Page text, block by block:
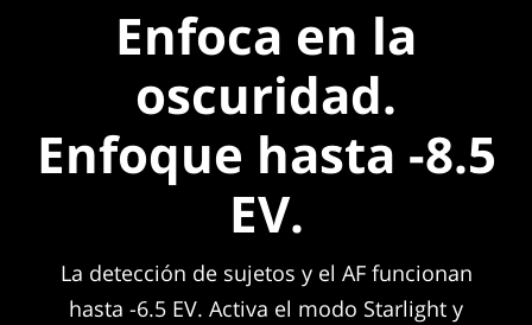
Enfoca en la
oscuridad.
Enfoque hasta -8.5
EV.
La detección de sujetos y el AF funcionan
hasta -6.5 EV. Activa el modo Starlight y